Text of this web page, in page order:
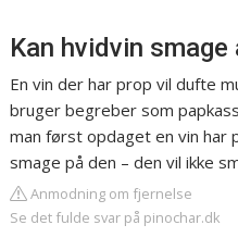
Kan hvidvin smage
En vin der har prop vil dufte
bruger begreber som
man først opdaget en vin har
smage på den – den vil ikke
Anmodning om fjernelse
Se det fulde svar på pinochar.dk